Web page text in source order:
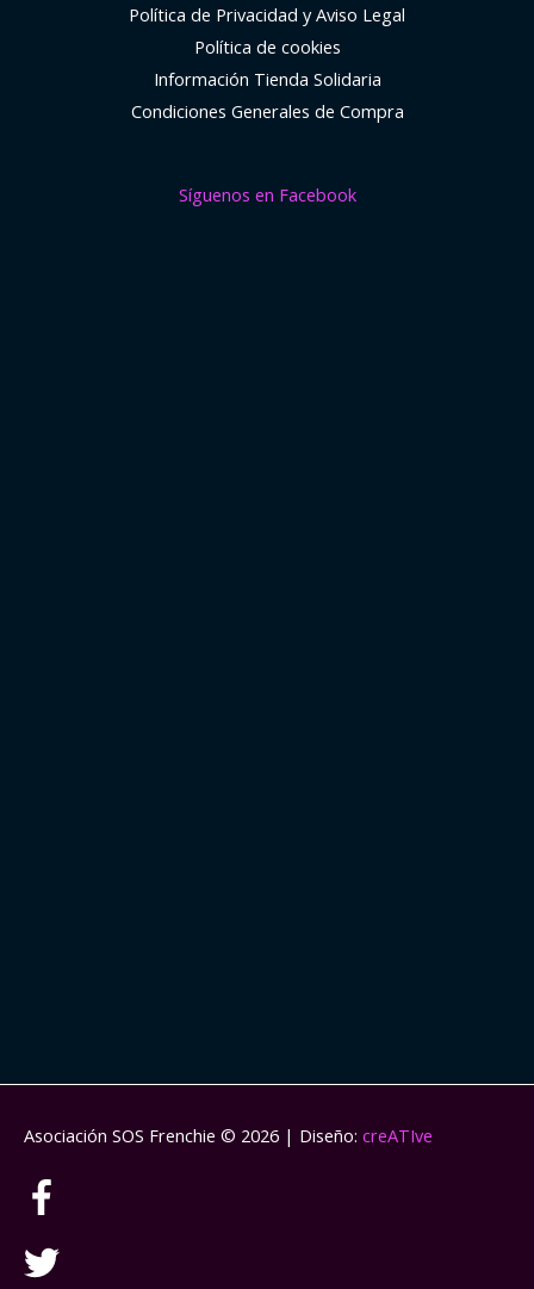
Política de Privacidad y Aviso Legal
Política de cookies
Información Tienda Solidaria
Condiciones Generales de Compra
Síguenos en Facebook
Asociación SOS Frenchie © 2026 | Diseño: creATIve